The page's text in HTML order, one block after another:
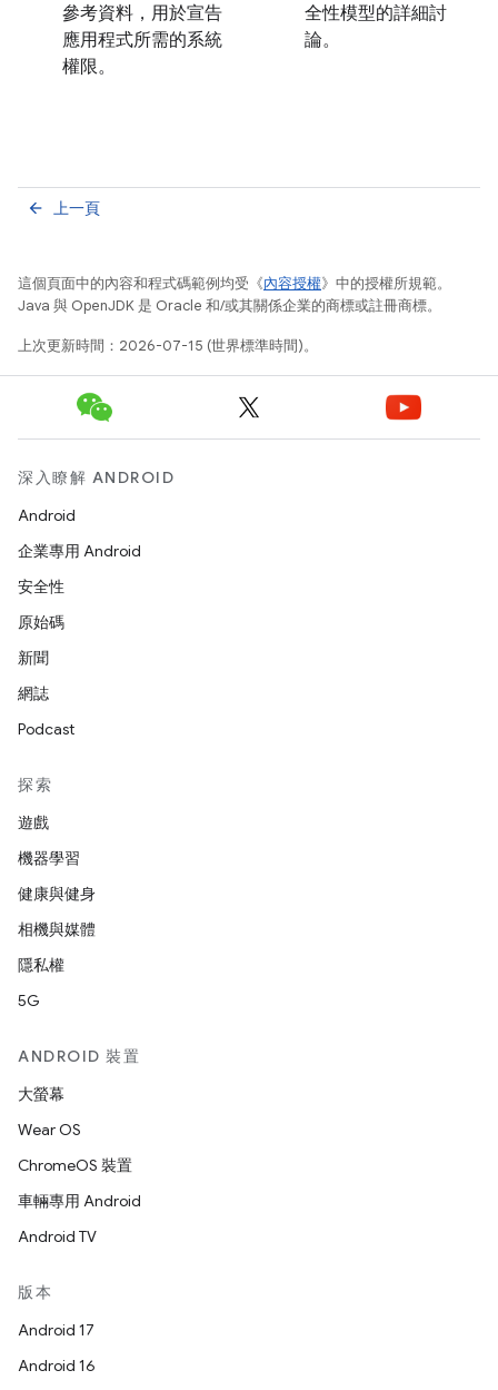
參考資料，用於宣告
應用程式所需的系統
權限。
全性模型的詳細討
論。
上一頁
arrow_back
這個頁面中的內容和程式碼範例均受《內容授權》中的授權所規範。
Java 與 OpenJDK 是 Oracle 和/或其關係企業的商標或註冊商標。
上次更新時間：2026-07-15 (世界標準時間)。
深入瞭解 ANDROID
Android
企業專用 Android
安全性
原始碼
新聞
網誌
Podcast
探索
遊戲
機器學習
健康與健身
相機與媒體
隱私權
5G
ANDROID 裝置
大螢幕
Wear OS
ChromeOS 裝置
車輛專用 Android
Android TV
版本
Android 17
Android 16